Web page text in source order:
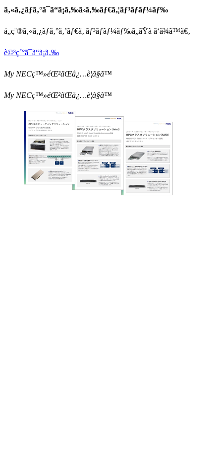
ã‚«ã‚¿ãƒ­ã‚°ã¯ã“ã¡ã‚‰ã‹ã‚‰ãƒ€ã‚¦ãƒ³ãƒ­ãƒ¼ãƒ‰
å„ç¨®ã‚«ã‚¿ãƒ­ã‚°ã‚’ãƒ€ã‚¦ãƒ³ãƒ­ãƒ¼ãƒ‰ã„ãŸã ã‘ã¾ã™ã€‚
è©³ç´°ã¯ã“ã¡ã‚‰
My NECç™»éŒ²ãŒå¿…è¦ã§ã™
My NECç™»éŒ²ãŒå¿…è¦ã§ã™